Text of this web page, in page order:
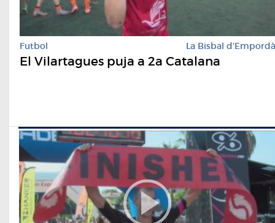
Futbol La Bisbal d'Empordà
El Vilartagues puja a 2a Catalana